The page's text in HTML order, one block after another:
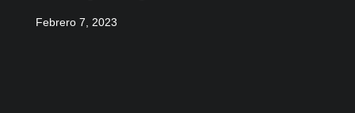
Febrero 7, 2023